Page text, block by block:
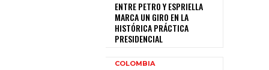
ENTRE PETRO Y ESPRIELLA
MARCA UN GIRO EN LA
HISTÓRICA PRÁCTICA
PRESIDENCIAL
COLOMBIA